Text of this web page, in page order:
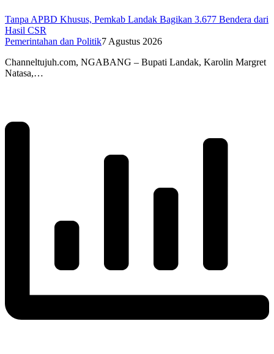
Tanpa APBD Khusus, Pemkab Landak Bagikan 3.677 Bendera dari
Hasil CSR
Pemerintahan dan Politik7 Agustus 2026
Channeltujuh.com, NGABANG – Bupati Landak, Karolin Margret
Natasa,…